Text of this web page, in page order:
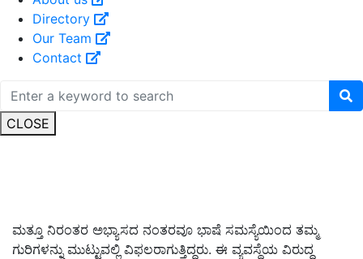
Directory
Our Team
Contact
CLOSE
ಮತ್ತೂ ನಿರಂತರ ಅಭ್ಯಾಸದ ನಂತರವೂ ಭಾಷೆ ಸಮಸ್ಯೆಯಿಂದ ತಮ್ಮ
ಗುರಿಗಳನ್ನು ಮುಟ್ಟುವಲ್ಲಿ ವಿಫಲರಾಗುತ್ತಿದ್ದರು. ಈ ವ್ಯವಸ್ಥೆಯ ವಿರುದ್ಧ